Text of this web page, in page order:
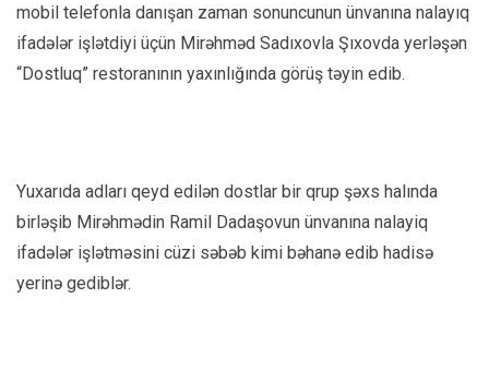
mobil telefonla danışan zaman sonuncunun ünvanına nalayıq
ifadələr işlətdiyi üçün Mirəhməd Sadıxovla Şıxovda yerləşən
“Dostluq” restoranının yaxınlığında görüş təyin edib.
Yuxarıda adları qeyd edilən dostlar bir qrup şəxs halında
birləşib Mirəhmədin Ramil Dadaşovun ünvanına nalayiq
ifadələr işlətməsini cüzi səbəb kimi bəhanə edib hadisə
yerinə gediblər.